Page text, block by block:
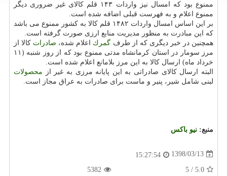
ممنوع بود كه امسال نیز واردات ۱۴۳ قلم كالای غیر ضروری دیگر
ممنوع اعلام و به فهرست قبلی اضافه شده است.
بر این اساس امسال واردات ۱۴۸۲ قلم كالا به كشور ممنوع می باشد
كه این مبادرت به منظور مدیریت منابع ارزی صورت گرفته است.
همچنین در خبر دیگری كه از طرف گمرك اعلام شده، صادرات كالا از
مرز سومار در استان كرمانشاه مدتی ممنوع بود كه از روز شنبه (۱۱
خرداد ماه) ارسال كالا به این مرز بلامانع اعلام شده است.
البته ارسال كالای صادراتی به این پایانه مرزی به غیر از محصولات
لبنی شامل شیر، پنیر و ماست برای صادرات به عراق مجاز است.
منبع: نیو باكس
1398/03/13
15:27:54
5.0
/
5
5382